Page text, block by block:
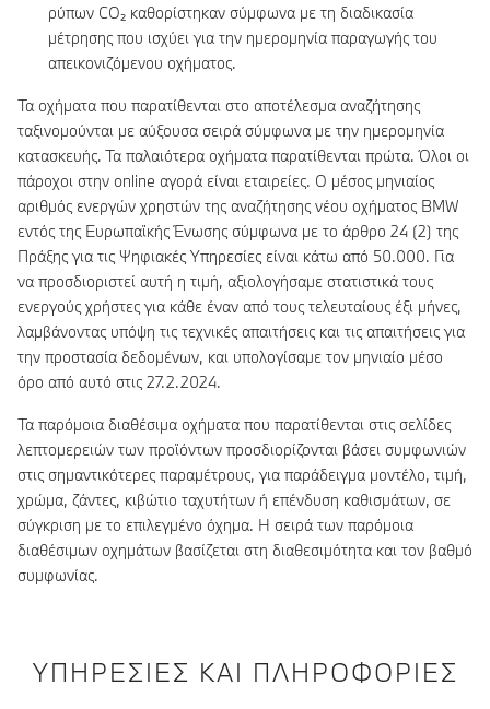
ρύπων CO₂ καθορίστηκαν σύμφωνα με τη διαδικασία
μέτρησης που ισχύει για την ημερομηνία παραγωγής του
απεικονιζόμενου οχήματος.
Τα οχήματα που παρατίθενται στο αποτέλεσμα αναζήτησης
ταξινομούνται με αύξουσα σειρά σύμφωνα με την ημερομηνία
κατασκευής. Τα παλαιότερα οχήματα παρατίθενται πρώτα. Όλοι οι
πάροχοι στην online αγορά είναι εταιρείες. Ο μέσος μηνιαίος
αριθμός ενεργών χρηστών της αναζήτησης νέου οχήματος BMW
εντός της Ευρωπαϊκής Ένωσης σύμφωνα με το άρθρο 24 (2) της
Πράξης για τις Ψηφιακές Υπηρεσίες είναι κάτω από 50.000. Για
να προσδιοριστεί αυτή η τιμή, αξιολογήσαμε στατιστικά τους
ενεργούς χρήστες για κάθε έναν από τους τελευταίους έξι μήνες,
λαμβάνοντας υπόψη τις τεχνικές απαιτήσεις και τις απαιτήσεις για
την προστασία δεδομένων, και υπολογίσαμε τον μηνιαίο μέσο
όρο από αυτό στις 27.2.2024.
Τα παρόμοια διαθέσιμα οχήματα που παρατίθενται στις σελίδες
λεπτομερειών των προϊόντων προσδιορίζονται βάσει συμφωνιών
στις σημαντικότερες παραμέτρους, για παράδειγμα μοντέλο, τιμή,
χρώμα, ζάντες, κιβώτιο ταχυτήτων ή επένδυση καθισμάτων, σε
σύγκριση με το επιλεγμένο όχημα. Η σειρά των παρόμοια
διαθέσιμων οχημάτων βασίζεται στη διαθεσιμότητα και τον βαθμό
συμφωνίας.
ΥΠΗΡΕΣΙΕΣ ΚΑΙ ΠΛΗΡΟΦΟΡΙΕΣ